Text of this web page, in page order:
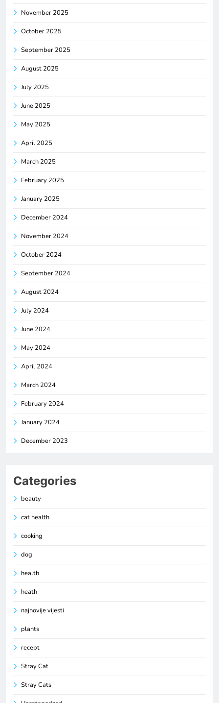
November 2025
October 2025
September 2025
August 2025
July 2025
June 2025
May 2025
April 2025
March 2025
February 2025
January 2025
December 2024
November 2024
October 2024
September 2024
August 2024
July 2024
June 2024
May 2024
April 2024
March 2024
February 2024
January 2024
December 2023
Categories
beauty
cat health
cooking
dog
health
heath
najnovije vijesti
plants
recept
Stray Cat
Stray Cats